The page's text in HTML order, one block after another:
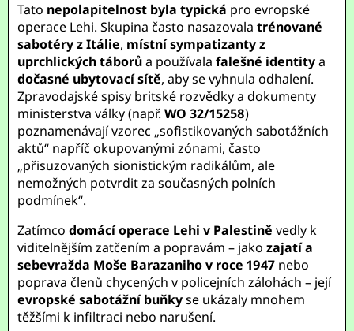
Tato nepolapitelnost byla typická pro evropské
operace Lehi. Skupina často nasazovalatrénované
sabotéry z Itálie, místní sympatizanty z
uprchlických táborůa používalafalešné identitya
dočasné ubytovací sítě, aby se vyhnula odhalení.
Zpravodajské spisy britské rozvědky a dokumenty
ministerstva války (např.WO 32/15258)
poznamenávají vzorec „sofistikovaných sabotážních
aktů“ napříč okupovanými zónami, často
„přisuzovaných sionistickým radikálům, ale
nemožných potvrdit za současných polních
podmínek“.
Zatímcodomácí operace Lehi v Palestině vedly k
viditelnějším zatčením a popravám – jakozajatí a
sebevražda Moše Barazaniho v roce 1947 nebo
poprava členů chycených v policejních zálohách – její
evropské sabotážní buňkyse ukázaly mnohem
těžšími k infiltraci nebo narušení.